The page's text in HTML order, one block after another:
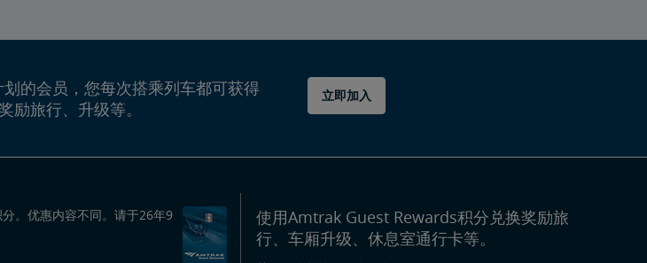
的会员，您每次搭乘列车都可获得
励旅行、升级等。
立即加入
。优惠内容不同。请于26年9
使用Amtrak Guest Rewards积分兑换奖励旅
行、车厢升级、休息室通行卡等。